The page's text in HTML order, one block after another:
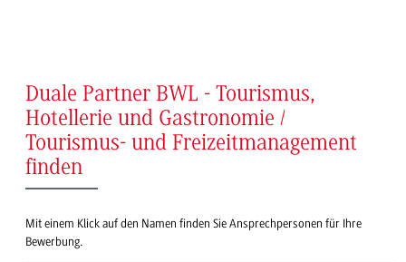
Duale Partner BWL - Tourismus,
Hotellerie und Gastronomie /
Tourismus- und Freizeitmanagement
finden
Mit einem Klick auf den Namen finden Sie Ansprechpersonen für Ihre
Bewerbung.